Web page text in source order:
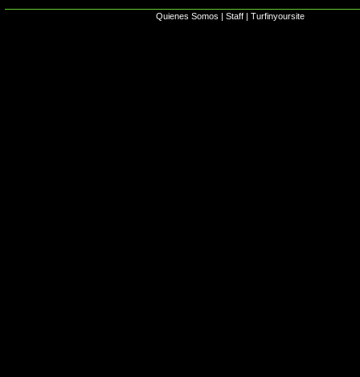
Quienes Somos | Staff | Turfinyoursite